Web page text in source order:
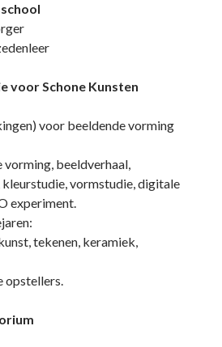
voor Schone Kunsten
voor beeldende vorming
beeldverhaal,
vormstudie, digitale
experiment.
tekenen, keramiek,
opstellers.